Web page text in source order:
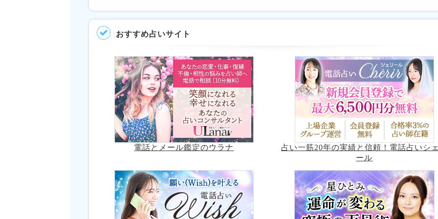
おすすめ占いサイト
電話とメール鑑定のウラナ
占い一筋20年の実績と信頼！電話占いシ
ール